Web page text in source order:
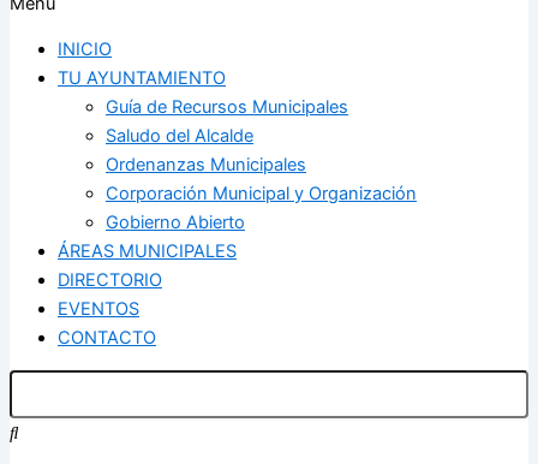
INICIO
TU AYUNTAMIENTO
Guía de Recursos Municipales
Saludo del Alcalde
Ordenanzas Municipales
Corporación Municipal y Organización
Gobierno Abierto
ÁREAS MUNICIPALES
DIRECTORIO
EVENTOS
CONTACTO